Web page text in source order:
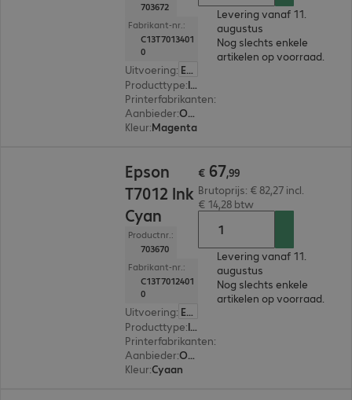
703672
Fabrikant-nr.:
C13T7013401
0
Uitvoering: Europa
Producttype: Ink
Printerfabrikanten:
Aanbieder:
Origineel
Kleur:Magenta
Levering vanaf 11.
augustus
Nog slechts enkele
artikelen op voorraad.
Epson
T7012 Ink
Cyan
Productnr.:
703670
Fabrikant-nr.:
C13T7012401
0
Uitvoering: Europa
Producttype: Ink
Printerfabrikanten:
Aanbieder:
Origineel
Kleur:Cyaan
€ 67,99
Brutoprijs: € 82,27 incl.
€ 14,28 btw
Levering vanaf 11.
augustus
Nog slechts enkele
artikelen op voorraad.